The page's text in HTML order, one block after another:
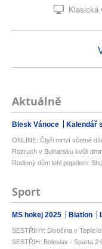
Klasická
Aktuálně
Blesk Vánoce Kalendář
ONLINE: Čtyři mrtví včetně
Rozruch v Bulharsku kvůli
Rodinný dům lehl popelem:
Sport
MS hokej 2025 Biatlon
SESTŘIHY: Divočina v
SESTŘIH: Boleslav - Sparta